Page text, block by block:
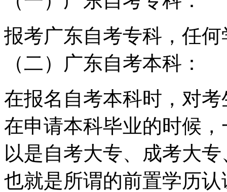
报考广东自考专科，任
（二）广东自考本科：
在报名自考本科时，对
在申请本科毕业的时候
以是自考大专、成考大
也就是所谓的前置学历